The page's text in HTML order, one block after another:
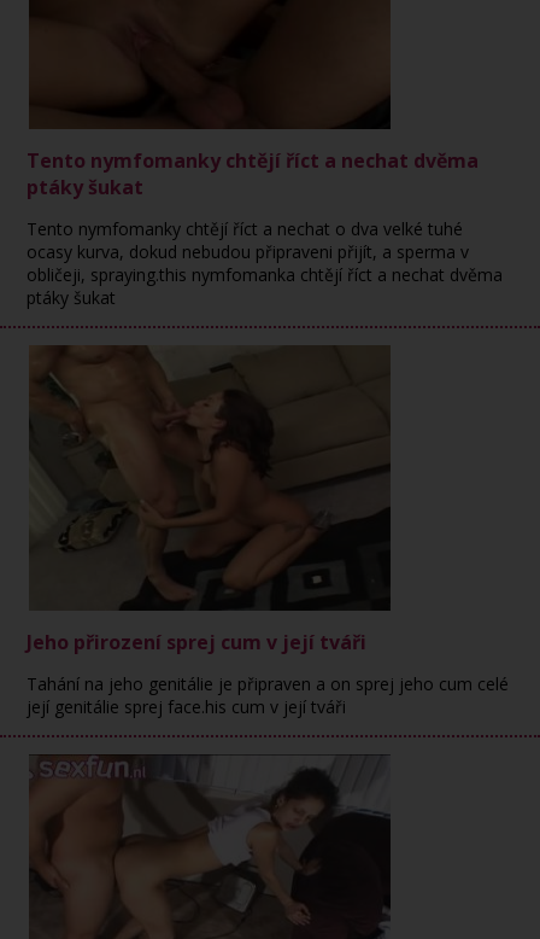
Tento nymfomanky chtějí říct a nechat dvěma
ptáky šukat
Tento nymfomanky chtějí říct a nechat o dva velké tuhé
ocasy kurva, dokud nebudou připraveni přijít, a sperma v
obličeji, spraying.this nymfomanka chtějí říct a nechat dvěma
ptáky šukat
Jeho přirození sprej cum v její tváři
Tahání na jeho genitálie je připraven a on sprej jeho cum celé
její genitálie sprej face.his cum v její tváři